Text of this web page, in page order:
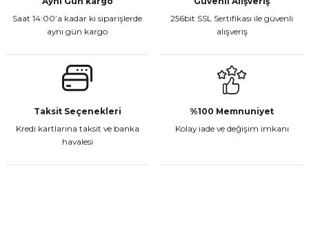
Sepete Ekle
CF Moto 450MT Sol Kumanda Düğmeleri Komple
₺ 2.800,00
Saat 14:00’a kadar ki siparişlerde
aynı gün kargo
256bit SSL Sertifikası ile güvenli
alışveriş
Taksit Seçenekleri
Kredi kartlarına taksit ve banka
havalesi
%100 Memnuniyet
Kolay iade ve değişim imkanı